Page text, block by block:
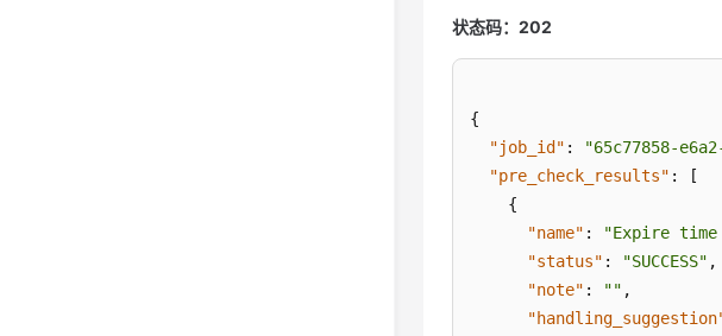
状态码：202
{
"job_id" : "65c77858-
"pre_check_results" :
[
{
"name" :
"Expire
"status" : "SUCCESS" ,
"note" : "" ,